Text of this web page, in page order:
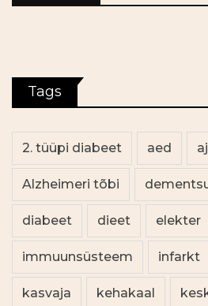
Tags
2. tüüpi diabeet aed
Alzheimeri tõbi
diabeet dieet elekter
immuunsüsteem infarkt
kasvaja kehakaal